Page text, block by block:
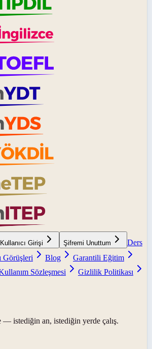
Kullanıcı Girişi Şifremi Unuttum
Ders
Görüşleri Blog
Garantili Eğitim
Sözleşmesi
Gizlilik Politikası
— istediğin an, istediğin yerde çalış.